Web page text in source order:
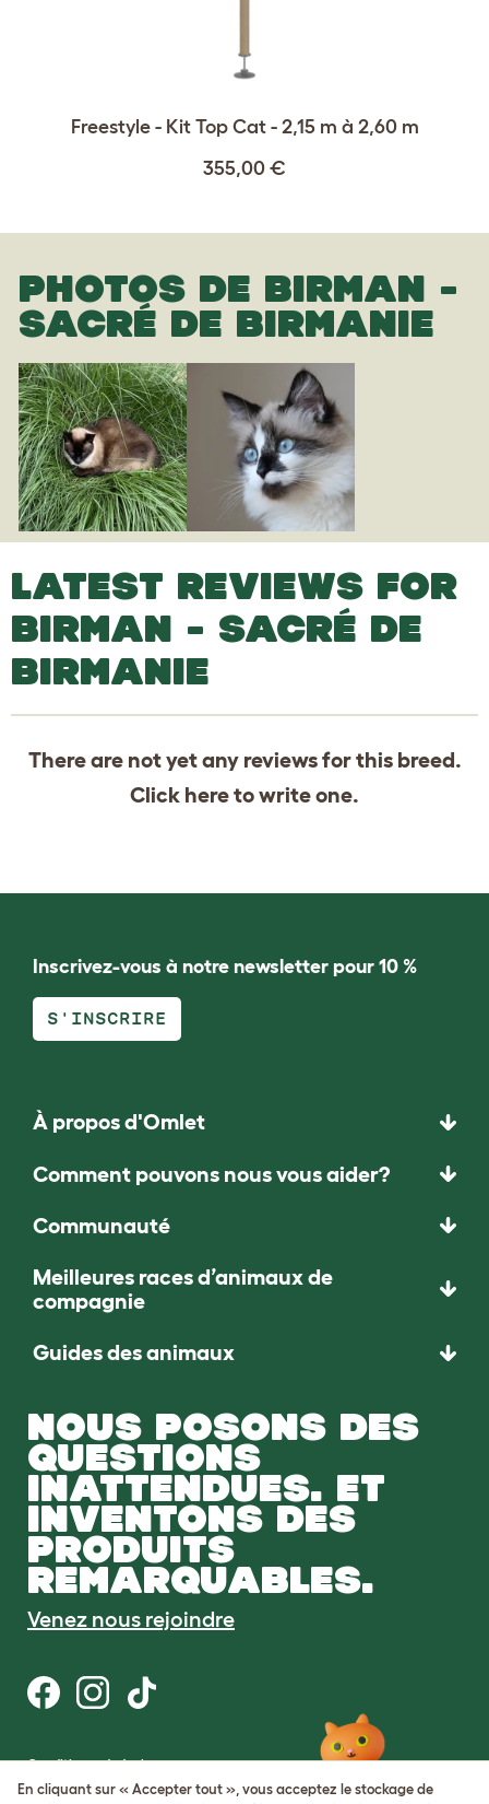
Freestyle - Kit Top Cat - 2,15 m à 2,60 m
355,00 €
PHOTOS DE BIRMAN -
SACRÉ DE BIRMANIE
LATEST REVIEWS FOR
BIRMAN - SACRÉ DE
BIRMANIE
There are not yet any reviews for this breed.
Click hereto write one.
Inscrivez-vous à notre newsletter pour 10 %
S'INSCRIRE
À propos d'Omlet
Comment pouvons nous vous aider?
Communauté
Meilleures races d’animaux de
compagnie
Guides des animaux
NOUS POSONS DES
QUESTIONS
INATTENDUES. ET
INVENTONS DES
PRODUITS
REMARQUABLES.
Venez nous rejoindre
Conditions générales
Protection de la vie privée et cookies
En cliquant sur « Accepter tout », vous acceptez le stockage de